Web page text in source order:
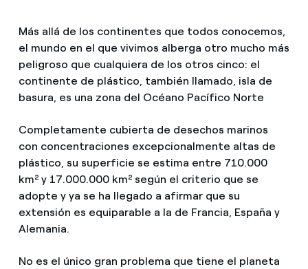
Más allá de los continentes que todos conocemos,
el mundo en el que vivimos alberga otro mucho más
peligroso que cualquiera de los otros cinco: el
continente de plástico, también llamado, isla de
basura, es una zona del Océano Pacífico Norte
Completamente cubierta de desechos marinos
con concentraciones excepcionalmente altas de
plástico, su superficie se estima entre 710.000
km² y 17.000.000 km² según el criterio que se
adopte y ya se ha llegado a afirmar que su
extensión es equiparable a la de Francia, España y
Alemania.
No es el único gran problema que tiene el planeta